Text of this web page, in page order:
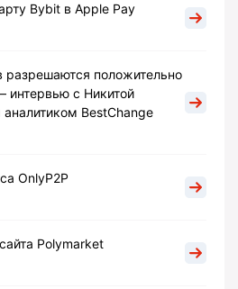
Bybit в Apple Pay
разрешаются положительно
интервью с Никитой
BestChange
OnlyP2P
Polymarket